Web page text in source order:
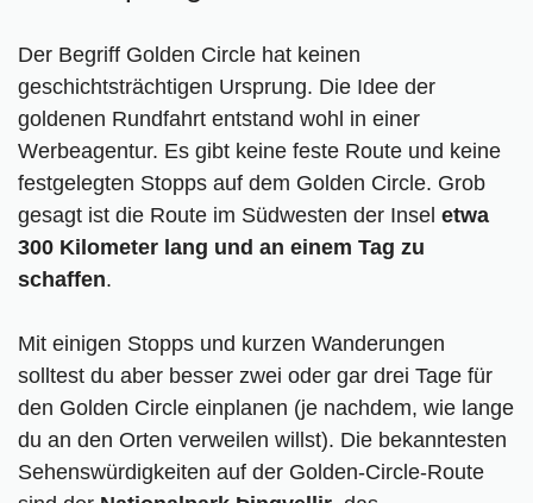
Der Begriff Golden Circle hat keinen
geschichtsträchtigen Ursprung. Die Idee der
goldenen Rundfahrt entstand wohl in einer
Werbeagentur. Es gibt keine feste Route und keine
festgelegten Stopps auf dem Golden Circle. Grob
gesagt ist die Route im Südwesten der Insel etwa
300 Kilometer lang und an einem Tag zu
schaffen.
Mit einigen Stopps und kurzen Wanderungen
solltest du aber besser zwei oder gar drei Tage für
den Golden Circle einplanen (je nachdem, wie lange
du an den Orten verweilen willst). Die bekanntesten
Sehenswürdigkeiten auf der Golden-Circle-Route